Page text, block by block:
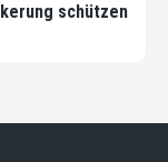
schützen